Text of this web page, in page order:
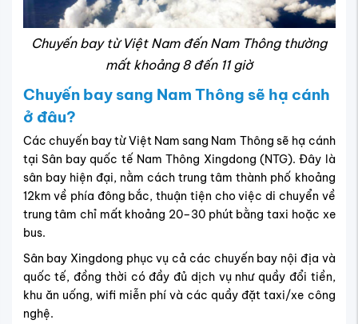
Chuyến bay từ Việt Nam đến Nam Thông thường
mất khoảng 8 đến 11 giờ
Chuyến bay sang Nam Thông sẽ hạ cánh
ở đâu?
Các chuyến bay từ Việt Nam sang Nam Thông sẽ hạ cánh
tại Sân bay quốc tế Nam Thông Xingdong (NTG). Đây là
sân bay hiện đại, nằm cách trung tâm thành phố khoảng
12km về phía đông bắc, thuận tiện cho việc di chuyển về
trung tâm chỉ mất khoảng 20–30 phút bằng taxi hoặc xe
bus.
Sân bay Xingdong phục vụ cả các chuyến bay nội địa và
quốc tế, đồng thời có đầy đủ dịch vụ như quầy đổi tiền,
khu ăn uống, wifi miễn phí và các quầy đặt taxi/xe công
nghệ.